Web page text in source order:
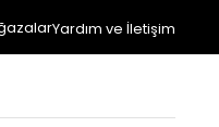
Yardım ve İletişim